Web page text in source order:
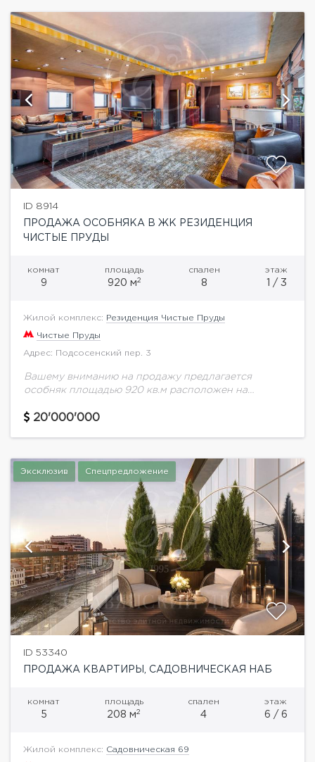
ID 8914
ПРОДАЖА ОСОБНЯКА В ЖК РЕЗИДЕНЦИЯ
ЧИСТЫЕ ПРУДЫ
комнат
9
площадь
920 м2
спален
8
этаж
1 / 3
Жилой комплекс: Резиденция Чистые Пруды
Чистые Пруды
Адрес: Подсосенский пер. 3
Вашему вниманию на продажу предлагается
особняк площадью 920 кв.м расположен на
Пруды. На трех наземных и двух подземных этажах
20'000'000
Эксклюзив Спецпредложение
ID 53340
ПРОДАЖА КВАРТИРЫ, САДОВНИЧЕСКАЯ НАБ
комнат
5
площадь
208 м2
спален
4
этаж
6 / 6
Жилой комплекс: Садовническая 69